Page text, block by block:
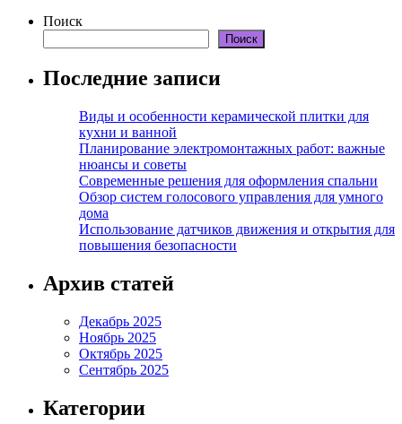
Поиск
Поиск
Последние записи
Виды и особенности керамической плитки для
кухни и ванной
Планирование электромонтажных работ: важные
нюансы и советы
Современные решения для оформления спальни
Обзор систем голосового управления для умного
дома
Использование датчиков движения и открытия для
повышения безопасности
Архив статей
Декабрь 2025
Ноябрь 2025
Октябрь 2025
Сентябрь 2025
Категории